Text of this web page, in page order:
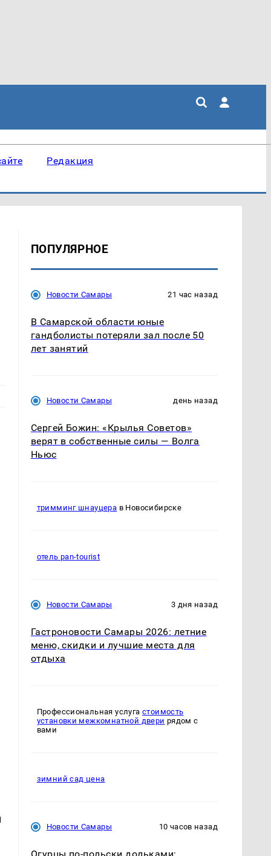
Редакция
ПОПУЛЯРНОЕ
Новости Самары 21 час назад
В Самарской области юные
гандболисты потеряли зал после 50
лет занятий
Новости Самары день назад
Сергей Божин: «Крылья Советов»
верят в собственные силы — Волга
Ньюс
тримминг шнауцера в Новосибирске
отель pan-tourist
Новости Самары 3 дня назад
Гастроновости Самары 2026: летние
меню, скидки и лучшие места для
отдыха
Профессиональная услуга стоимость
установки межкомнатной двери рядом с
вами
зимний сад цена
Новости Самары 10 часов назад